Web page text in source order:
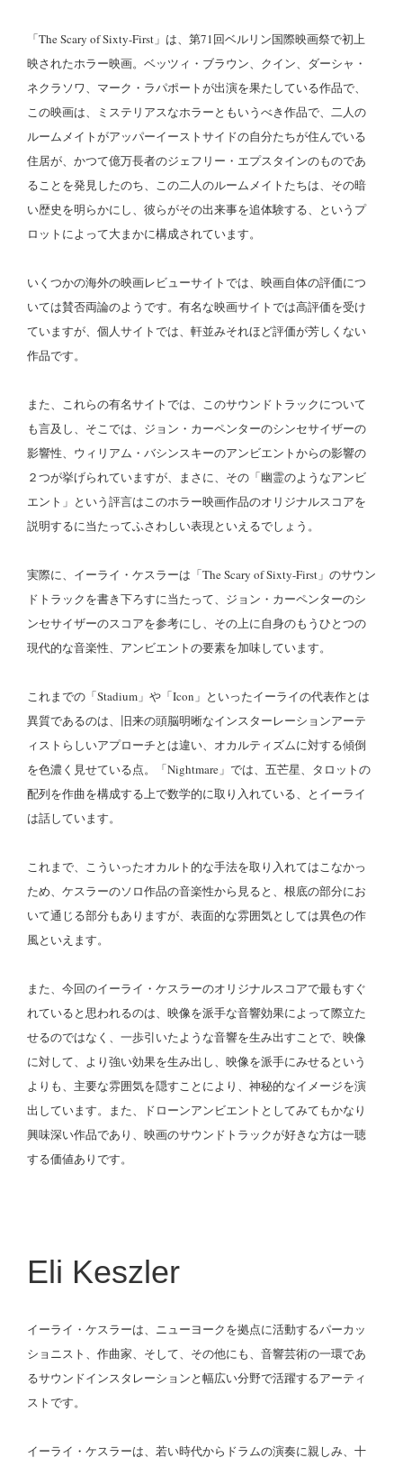
「The Scary of Sixty-First」は、第71回ベルリン国際映画祭で初上
映されたホラー映画。ベッツィ・ブラウン、クイン、ダーシャ・
ネクラソワ、マーク・ラパポートが出演を果たしている作品で、
この映画は、ミステリアスなホラーともいうべき作品で、二人の
ルームメイトがアッパーイーストサイドの自分たちが住んでいる
住居が、かつて億万長者のジェフリー・エプスタインのものであ
ることを発見したのち、この二人のルームメイトたちは、その暗
い歴史を明らかにし、彼らがその出来事を追体験する、というプ
ロットによって大まかに構成されています。
いくつかの海外の映画レビューサイトでは、映画自体の評価につ
いては賛否両論のようです。有名な映画サイトでは高評価を受け
ていますが、個人サイトでは、軒並みそれほど評価が芳しくない
作品です。
また、これらの有名サイトでは、このサウンドトラックについて
も言及し、そこでは、ジョン・カーペンターのシンセサイザーの
影響性、ウィリアム・バシンスキーのアンビエントからの影響の
２つが挙げられていますが、まさに、その「幽霊のようなアンビ
エント」という評言はこのホラー映画作品のオリジナルスコアを
説明するに当たってふさわしい表現といえるでしょう。
実際に、イーライ・ケスラーは 「The Scary of Sixty-First」 のサウン
ドトラックを書き下ろすに当たって、ジョン・カーペンターのシ
ンセサイザーのスコアを参考にし、その上に自身のもうひとつの
現代的な音楽性、アンビエントの要素を加味しています。
これまでの「Stadium」や「Icon」といったイーライの代表作とは
異質であるのは、旧来の頭脳明晰なインスターレーションアーテ
ィストらしいアプローチとは違い、オカルティズムに対する傾倒
を色濃く見せている点。「Nightmare」では、五芒星、タロットの
配列を作曲を構成する上で数学的に取り入れている、とイーライ
は話しています。
これまで、こういったオカルト的な手法を取り入れてはこなかっ
ため、ケスラーのソロ作品の音楽性から見ると、根底の部分にお
いて通じる部分もありますが、表面的な雰囲気としては異色の作
風といえます。
また、今回のイーライ・ケスラーのオリジナルスコアで最もすぐ
れていると思われるのは、映像を派手な音響効果によって際立た
せるのではなく、一歩引いたような音響を生み出すことで、映像
に対して、より強い効果を生み出し、映像を派手にみせるという
よりも、主要な雰囲気を隠すことにより、神秘的なイメージを演
出しています。また、ドローンアンビエントとしてみてもかなり
興味深い作品であり、映画のサウンドトラックが好きな方は一聴
する価値ありです。
Eli Keszler
イーライ・ケスラーは、ニューヨークを拠点に活動するパーカッ
ショニスト、作曲家、そして、その他にも、音響芸術の一環であ
るサウンドインスタレーションと幅広い分野で活躍するアーティ
ストです。
イーライ・ケスラーは、若い時代からドラムの演奏に親しみ、十